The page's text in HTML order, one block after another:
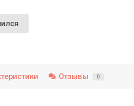
Отзывы 0